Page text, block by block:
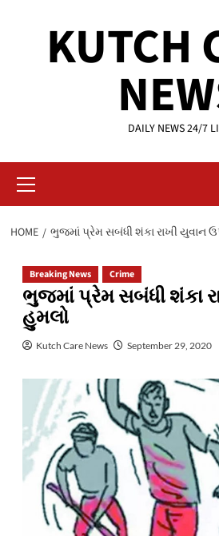
KUTCH
DAILY NEWS 24/7
Menu
HOME ભુજમાં પ્રેમ સબંધી શંકા રાખી યુવાન
Breaking News Crime
ભુજમાં પ્રેમ સબંધી શંકા
હુમલો
Kutch Care News September 29, 2020